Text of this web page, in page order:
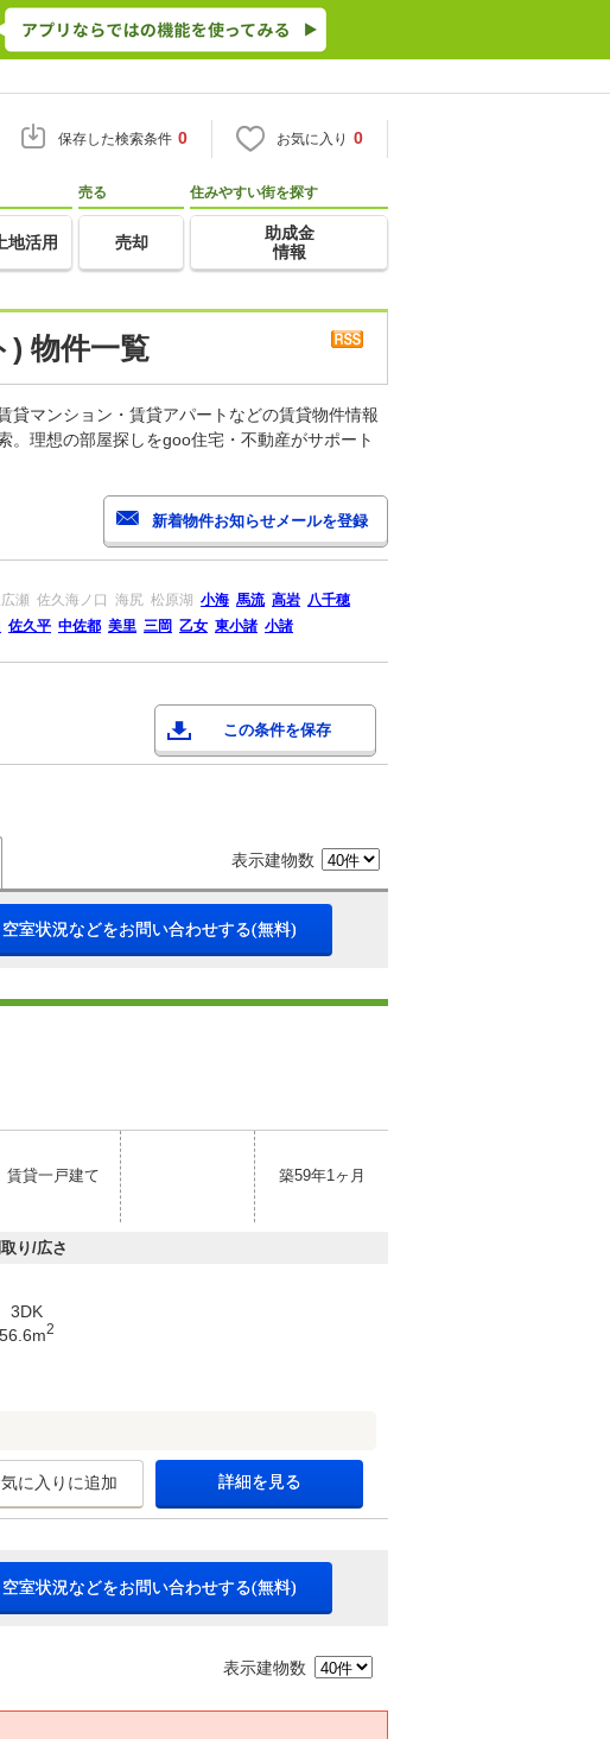
保存した検索条件 0 お気に入り 0
地活用
売る
売却
住みやすい街を探す
助成金
情報
) 物件一覧
貸マンション・賃貸アパートなどの賃貸物件情報
理想の部屋探しをgoo住宅・不動産がサポート
瀬 佐久海ノ口 海尻 松原湖 小海 馬流 高岩 八千穂
佐久平 中佐都 美里 三岡 乙女 東小諸 小諸
この条件を保存
表示建物数
空室状況などをお問い合わせする(無料)
賃貸一戸建て 築59年1ヶ月
取り/広さ
3DK
56.6m2
に入りに追加 詳細を見る
空室状況などをお問い合わせする(無料)
表示建物数